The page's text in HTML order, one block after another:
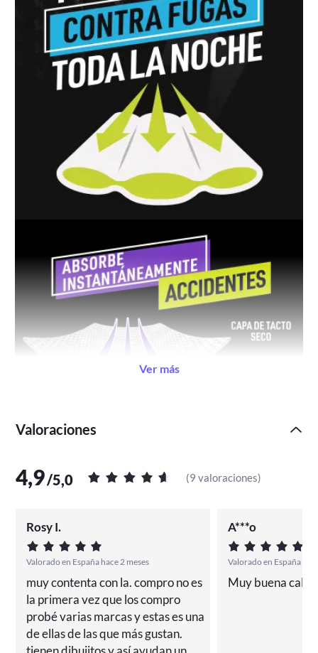
Ver más
Valoraciones
4,9/5,0 (9 valoraciones)
Rosy I.
Valorado en España hace 2 meses
muy contenta con la. compro no es
la primera vez que los compro
probé varias marcas y estas es una
de ellas de las que más gustan.
A***o
Valorado en España
Muy buena